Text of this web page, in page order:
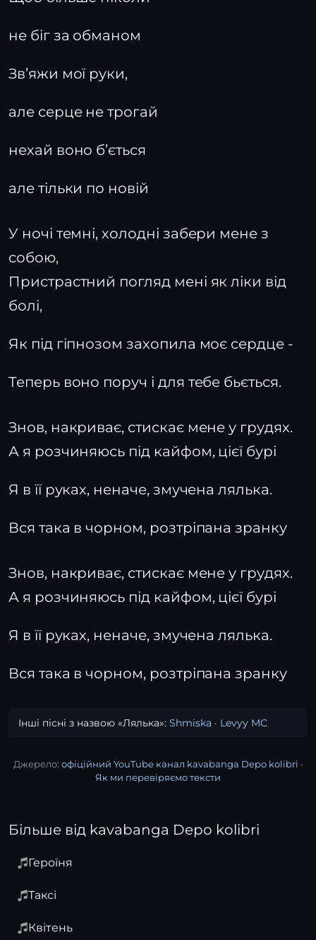
не біг за обманом
Звʼяжи мої руки,
але серце не трогай
нехай воно бʼється
але тільки по новій
У ночі темні, холодні забери мене з
собою,
Пристрастний погляд мені як ліки від
болі,
Як під гіпнозом захопила моє сердце -
Теперь воно поруч і для тебе бьється.
Знов, накриває, стискає мене у грудях.
А я розчиняюсь під кайфом, цієї бурі
Я в її руках, неначе, змучена лялька.
Вся така в чорном, розтріпана зранку
Знов, накриває, стискає мене у грудях.
А я розчиняюсь під кайфом, цієї бурі
Я в її руках, неначе, змучена лялька.
Вся така в чорном, розтріпана зранку
Інші пісні з назвою «Лялька»: Shmiska · Levyy MC
Джерело: офіційний YouTube канал kavabanga Depo kolibri ·
Як ми перевіряємо тексти
Більше від kavabanga Depo kolibri
Героїня
Таксі
Квітень